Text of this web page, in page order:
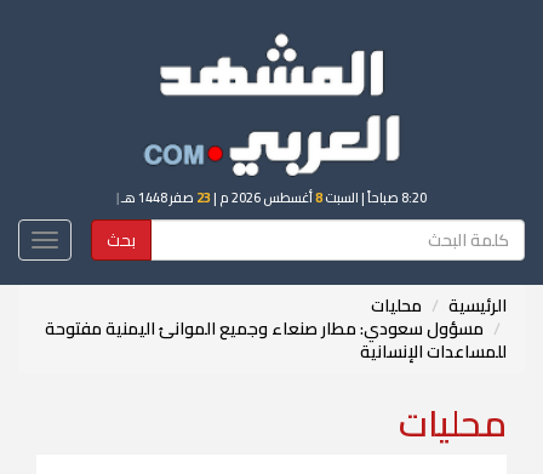
8:20 صباحاً | السبت8أغسطس 2026 م | 23 صفر 1448 هـ |
بحث
الرئيسية محليات
مسؤول سعودي: مطار صنعاء وجميع الموانئ اليمنية مفتوحة
للمساعدات الإنسانية
محليات